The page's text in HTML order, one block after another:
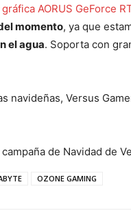
AORUS GeForce
momento, ya que
el agua. Soporta con
navideñas, Versus
de Navidad de
OZONE GAMING